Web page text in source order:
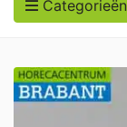
Categorieën